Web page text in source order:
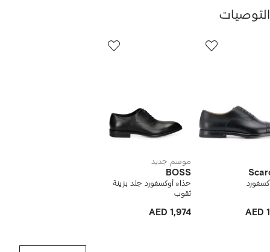
التوصيات
AED
موسم جديد
BOSS
حذاء أوكسفورد جلد بزينة
ثقوب
AED 1,974